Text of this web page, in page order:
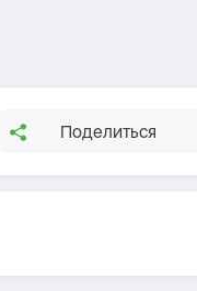
Поделиться